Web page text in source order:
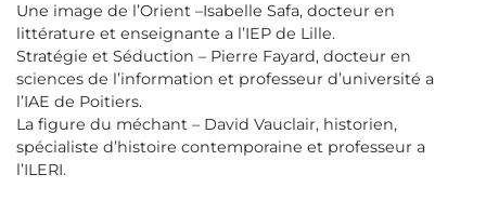
Une image de l’Orient –Isabelle Safa, docteur en
littérature et enseignante a l’IEP de Lille.
Stratégie et Séduction – Pierre Fayard, docteur en
sciences de l’information et professeur d’université a
l’IAE de Poitiers.
La figure du méchant – David Vauclair, historien,
spécialiste d’histoire contemporaine et professeur a
l’ILERI.